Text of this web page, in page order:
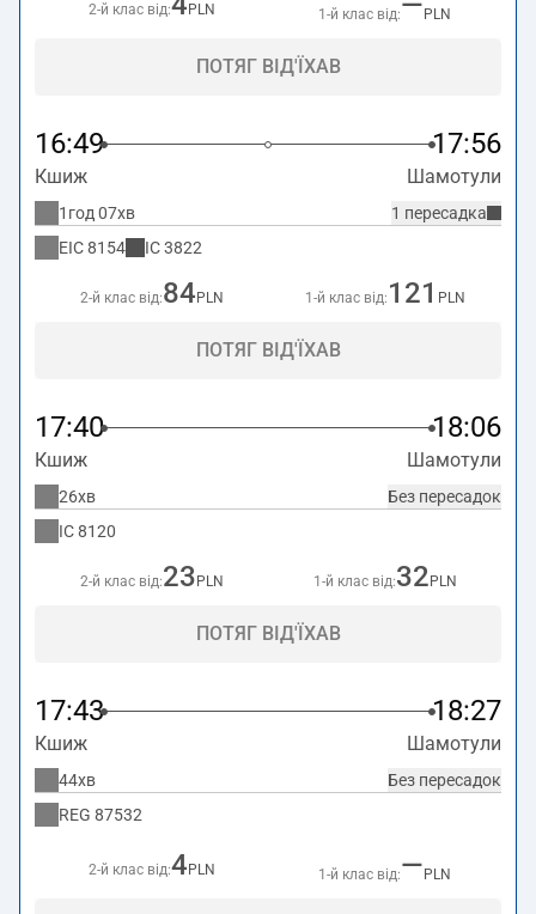
2-й клас від: PLN 1-й клас від: PLN
ПОТЯГ ВІД'ЇХАВ
16:49 17:56
Кшиж Шамотули
1 пересадка
1год 07хв
EIC8154 IC3822
2-й клас від:84 PLN 1-й клас від: 121 PLN
ПОТЯГ ВІД'ЇХАВ
17:40 18:06
Кшиж Шамотули
Без пересадок
26хв
IC8120
2-й клас від:23 PLN 1-й клас від:32 PLN
ПОТЯГ ВІД'ЇХАВ
17:43 18:27
Кшиж Шамотули
Без пересадок
44хв
REG 87532
2-й клас від:4 PLN 1-й клас від:— PLN